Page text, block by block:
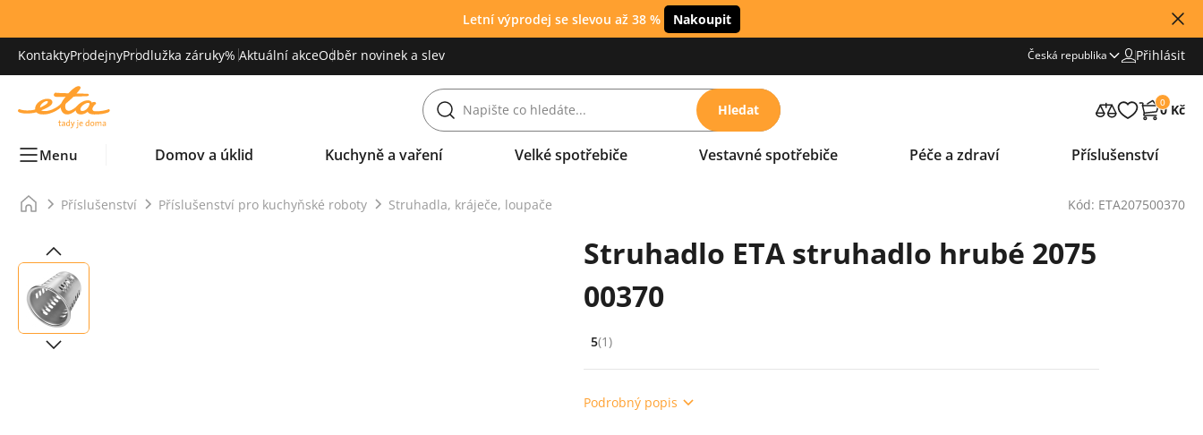
Letní výprodej se slevou až 38 % Nakoupit
KontaktyProdejnyProdlužka záruky% Aktuální akceOdběr novinek a slev Česká republika Přihlásit
Hledat 0
0 Kč
Menu Domov a úklid Kuchyně a vaření Velké spotřebiče Vestavné spotřebiče Péče a zdraví Příslušenství
Příslušenství Příslušenství pro kuchyňské roboty Struhadla, kráječe, loupače Kód: ETA207500370
Struhadlo ETA struhadlo hrubé 2075
00370
Hodnocení: 5 z 5 (1 recenzí)
5(1)
Podrobný popis